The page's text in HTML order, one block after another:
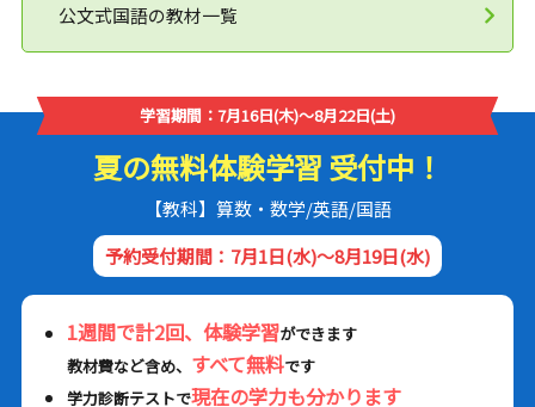
公文式国語の教材一覧
学習期間：7月16日(木)～8月22日(土)
夏の無料体験学習 受付中！
【教科】算数・数学/英語/国語
予約受付期間：7月1日(水)～8月19日(水)
1週間で計2回、体験学習ができます
教材費など含め、 すべて無料です
学力診断テストで現在の学力も分かります